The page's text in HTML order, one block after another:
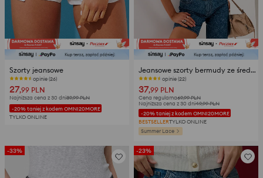
Szorty jeansowe
opinie (26)
27,99 PLN
Najniższa cena z 30 dni39,99PLN
-20% taniej z kodem OMNI20MORE
TYLKO ONLINE
Jeansowe szorty bermudy ze średnim stanem i wzorem paisley
opinie (22)
37,99 PLN
Cena regularna69,99PLN
Najniższa cena z 30 dni49,99PLN
-20% taniej z kodem OMNI20MORE
BESTSELLERTYLKO ONLINE
Summer Lace
-33% -23%